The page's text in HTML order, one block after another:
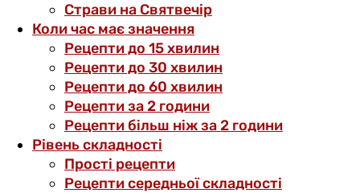
Страви на Святвечір
Коли час має значення
Рецепти до 15 хвилин
Рецепти до 30 хвилин
Рецепти до 60 хвилин
Рецепти за 2 години
Рецепти більш ніж за 2 години
Рівень складності
Прості рецепти
Рецепти середньої складності